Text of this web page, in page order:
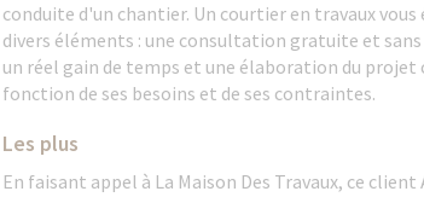
conduite d'un chantier. Un courtier en travaux vous
divers éléments : une consultation gratuite et
un réel gain de temps et une élaboration du projet
fonction de ses besoins et de ses contraintes.
Les plus
En faisant appel à La Maison Des Travaux, ce client